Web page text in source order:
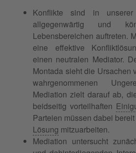
Konflikte sind in
allgegenwärtig und
Lebensbereichen auftreten.
eine effektive
einen neutralen Mediator.
Montada sieht die Ursachen
wahrgenommenen
Mediation zielt darauf ab,
beidseitig vorteilhaften
Parteien müssen dabei
Lösung mitzuarbeiten.
Mediation untersucht